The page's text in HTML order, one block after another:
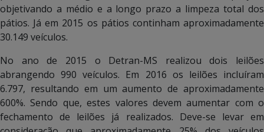
objetivando a médio e a longo prazo a limpeza total dos
pátios. Já em 2015 os pátios continham aproximadamente
30.149 veículos.
No ano de 2015 o Detran-MS realizou dois leilões
abrangendo 990 veículos. Em 2016 os leilões incluíram
6.797, resultando em um aumento de aproximadamente
600%. Sendo que, estes valores devem aumentar com o
fechamento de leilões já realizados. Deve-se levar em